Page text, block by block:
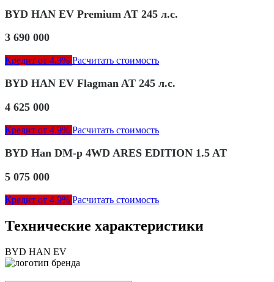
BYD HAN EV Premium AT 245 л.с.
3 690 000
Кредит от 4.9% Расчитать стоимость
BYD HAN EV Flagman AT 245 л.с.
4 625 000
Кредит от 4.9% Расчитать стоимость
BYD Han DM-p 4WD ARES EDITION 1.5 AT
5 075 000
Кредит от 4.9% Расчитать стоимость
Технические характеристики
BYD HAN EV